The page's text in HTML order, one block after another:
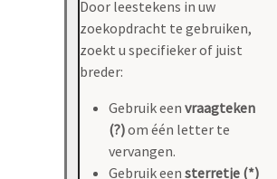
Door leestekens in uw
zoekopdracht te gebruiken,
zoekt u specifieker of juist
breder:
Gebruik een vraagteken
(?)om één letter te
vervangen.
Gebruik een sterretje (*)